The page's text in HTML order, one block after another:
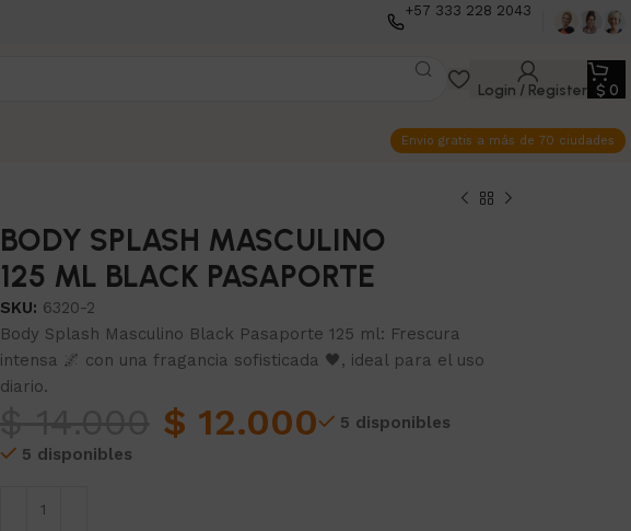
+57 333 228 2043
Login / Register $ 0
Envio gratis a más de 70 ciudades
BODY SPLASH MASCULINO
125 ML BLACK PASAPORTE
SKU: 6320-2
Body Splash Masculino Black Pasaporte 125 ml: Frescura
intensa 🌌 con una fragancia sofisticada 🖤, ideal para el uso
diario.
$ 12.000
5 disponibles
5 disponibles